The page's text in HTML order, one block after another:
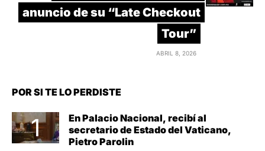
anuncio de su “Late Checkout
Tour”
ABRIL 8, 2026
POR SI TE LO PERDISTE
En Palacio Nacional, recibí al
secretario de Estado del Vaticano,
Pietro Parolin